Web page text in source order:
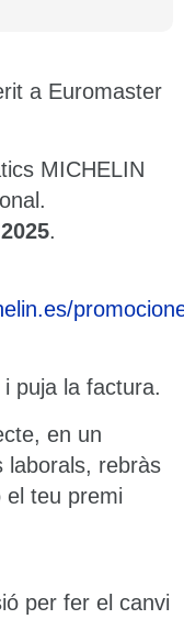
a Euromaster
MICHELIN
.
puja la factura.
en un
laborals, rebràs
el teu premi
per fer el canvi